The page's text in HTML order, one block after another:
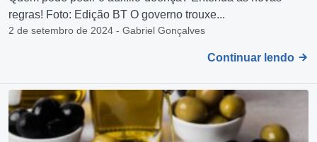
regras! Foto: Edição BT O governo trouxe...
2 de setembro de 2024 - Gabriel Gonçalves
Continuar lendo